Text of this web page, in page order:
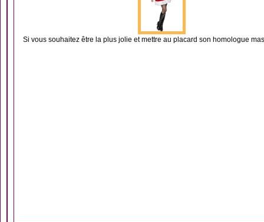
Si vous souhaitez être la plus jolie et mettre au placard son homologue